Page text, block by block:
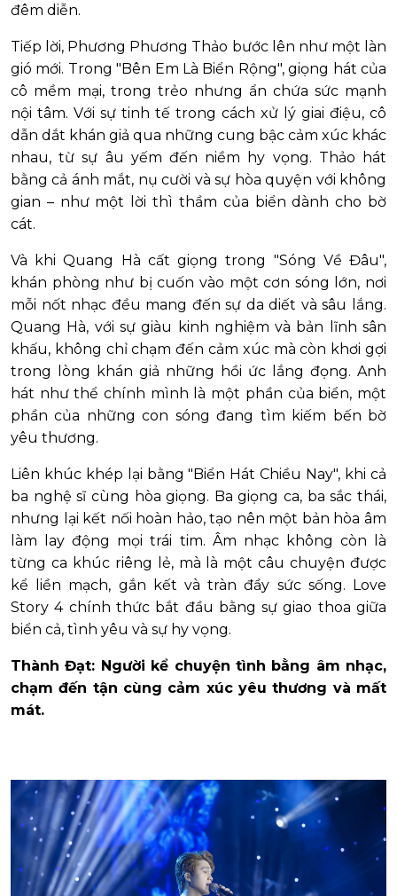
đêm diễn.
Tiếp lời, Phương Phương Thảo bước lên như một làn
gió mới. Trong "Bên Em Là Biển Rộng", giọng hát của
cô mềm mại, trong trẻo nhưng ẩn chứa sức mạnh
nội tâm. Với sự tinh tế trong cách xử lý giai điệu, cô
dẫn dắt khán giả qua những cung bậc cảm xúc khác
nhau, từ sự âu yếm đến niềm hy vọng. Thảo hát
bằng cả ánh mắt, nụ cười và sự hòa quyện với không
gian – như một lời thì thầm của biển dành cho bờ
cát.
Và khi Quang Hà cất giọng trong "Sóng Về Đâu",
khán phòng như bị cuốn vào một cơn sóng lớn, nơi
mỗi nốt nhạc đều mang đến sự da diết và sâu lắng.
Quang Hà, với sự giàu kinh nghiệm và bản lĩnh sân
khấu, không chỉ chạm đến cảm xúc mà còn khơi gợi
trong lòng khán giả những hồi ức lắng đọng. Anh
hát như thể chính mình là một phần của biển, một
phần của những con sóng đang tìm kiếm bến bờ
yêu thương.
Liên khúc khép lại bằng "Biển Hát Chiều Nay", khi cả
ba nghệ sĩ cùng hòa giọng. Ba giọng ca, ba sắc thái,
nhưng lại kết nối hoàn hảo, tạo nên một bản hòa âm
làm lay động mọi trái tim. Âm nhạc không còn là
từng ca khúc riêng lẻ, mà là một câu chuyện được
kể liền mạch, gắn kết và tràn đầy sức sống. Love
Story 4 chính thức bắt đầu bằng sự giao thoa giữa
biển cả, tình yêu và sự hy vọng.
Thành Đạt: Người kể chuyện tình bằng âm nhạc,
chạm đến tận cùng cảm xúc yêu thương và mất
mát.